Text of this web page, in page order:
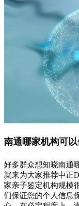
南通哪家机构可
好多群众想知晓南通
就来为大家推荐中正
家亲子鉴定机构规模
们保证您的个人信息